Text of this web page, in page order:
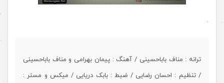
.
ترانه : مناف باباحسینی / آهنگ : پیمان بهرامی و مناف باباحسینی
/ تنظیم : احسان رضایی / ضبط : بابک دریایی / میکس و مستر :